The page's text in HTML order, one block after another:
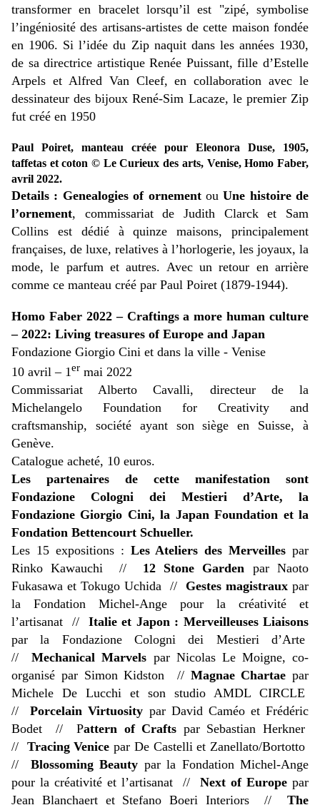
transformer en bracelet lorsqu’il est "zipé, symbolise
l’ingéniosité des artisans-artistes de cette maison fondée
en 1906. Si l’idée du Zip naquit dans les années 1930,
de sa directrice artistique Renée Puissant, fille d’Estelle
Arpels et Alfred Van Cleef, en collaboration avec le
dessinateur des bijoux René-Sim Lacaze, le premier Zip
fut créé en 1950
Paul Poiret, manteau créée pour Eleonora Duse, 1905,
taffetas et coton © Le Curieux des arts, Venise, Homo Faber,
avril 2022.
Details : Genealogies of ornementouUne histoire de
l’ornement, commissariat de Judith Clarck et Sam
Collins est dédié à quinze maisons, principalement
françaises, de luxe, relatives à l’horlogerie, les joyaux, la
mode, le parfum et autres. Avec un retour en arrière
comme ce manteau créé par Paul Poiret (1879-1944).
Homo Faber 2022 – Craftings a more human culture
– 2022: Living treasures of Europe and Japan
Fondazione Giorgio Cini et dans la ville - Venise
10 avril – 1er mai 2022
Commissariat Alberto Cavalli, directeur de la
Michelangelo Foundation for Creativity and
craftsmanship, société ayant son siège en Suisse, à
Genève.
Catalogue acheté, 10 euros.
Les partenaires de cette manifestation sont
Fondazione Cologni dei Mestieri d’Arte, la
Fondazione Giorgio Cini, la Japan Foundation et la
Fondation Bettencourt Schueller.
Les 15 expositions : Les Ateliers des Merveilles par
Rinko Kawauchi // 12 Stone Garden par Naoto
Fukasawa et Tokugo Uchida // Gestes magistraux par
la Fondation Michel-Ange pour la créativité et
l’artisanat // Italie et Japon : Merveilleuses Liaisons
par la Fondazione Cologni dei Mestieri d’Arte
//Mechanical Marvels par Nicolas Le Moigne, co-
organisé par Simon Kidston // Magnae Chartae par
Michele De Lucchi et son studio AMDL CIRCLE
//Porcelain Virtuosity par David Caméo et Frédéric
Bodet //Pattern of Crafts par Sebastian Herkner
// Tracing Venice par De Castelli et Zanellato/Bortotto
// Blossoming Beauty par la Fondation Michel-Ange
pour la créativité et l’artisanat // Next of Europe par
Jean Blanchaert et Stefano Boeri Interiors // The